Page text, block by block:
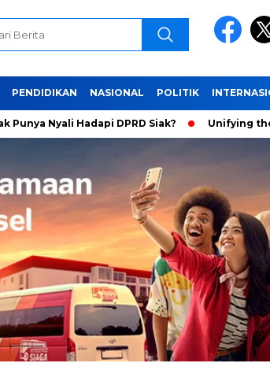
PENDIDIKAN NASIONAL POLITIK
Hadapi DPRD Siak? Unifying the World